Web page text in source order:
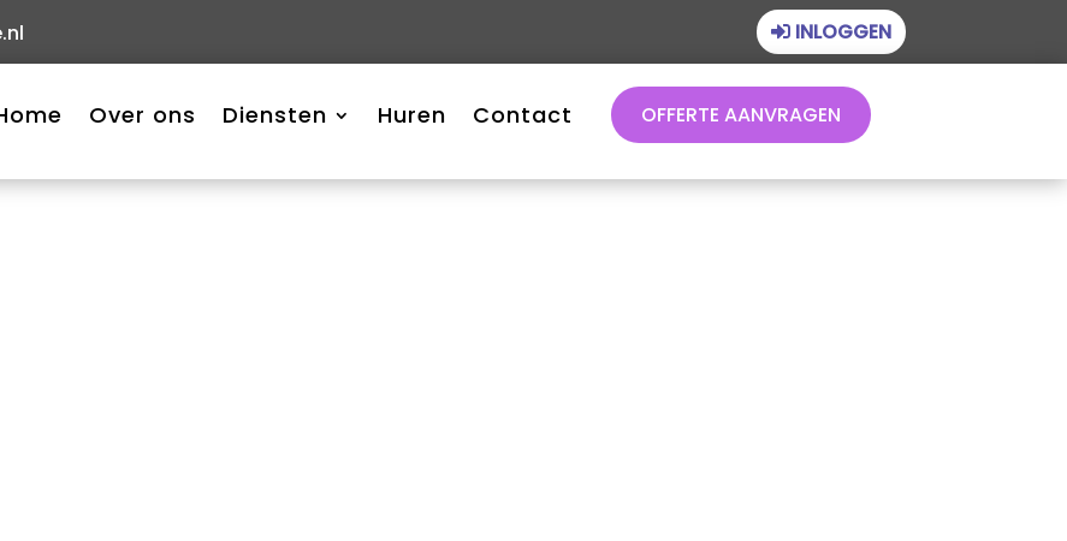
INLOGGEN
Over ons Diensten Huren Contact OFFERTE AANVRAGEN